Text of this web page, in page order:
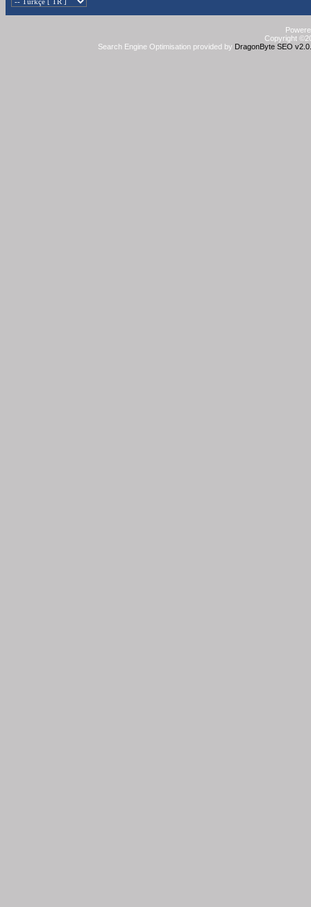
Copyright
Search Engine Optimisation provided by DragonByte SEO